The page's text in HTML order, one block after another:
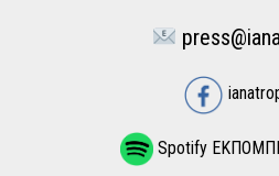
Spotify